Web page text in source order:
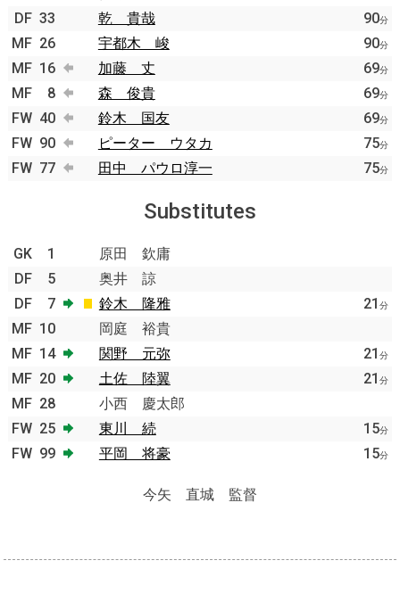
DF 33 乾 貴哉 90分
MF 26 宇都木 峻 90分
MF 16 加藤 丈 69分
MF 8 森 俊貴 69分
FW 40 鈴木 国友 69分
FW 90 ピーター ウタカ 75分
FW 77 田中 パウロ淳一 75分
Substitutes
GK 1
原田 欽庸
DF
5
奥井 諒
DF
7 鈴木 隆雅 21 分
MF 10
岡庭 裕貴
MF 14 関野 元弥 21 分
MF 20 土佐 陸翼 21 分
MF 28
小西 慶太郎
FW 25 東川 続 15分
FW 99 平岡 将豪 15分
今矢 直城 監督